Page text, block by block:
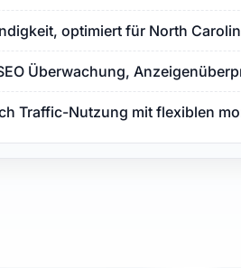
optimiert für North
Überwachung,
Traffic-Nutzung mit flexiblen